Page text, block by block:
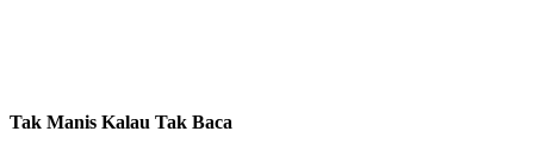
Tak Manis Kalau Tak Baca